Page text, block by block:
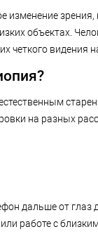
изменение
объектах.
четкого видения
на разных
дальше от глаз
работе с